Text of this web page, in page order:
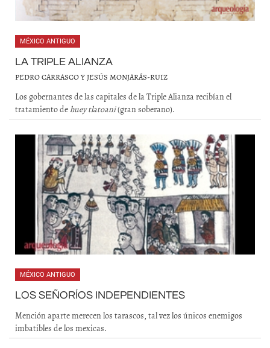
MÉXICO ANTIGUO
LA TRIPLE ALIANZA
PEDRO CARRASCO Y JESÚS MONJARÁS-RUIZ
Los gobernantes de las capitales de la Triple Alianza recibían el
tratamiento dehuey tlatoani(gran soberano).
MÉXICO ANTIGUO
LOS SEÑORÍOS INDEPENDIENTES
Mención aparte merecen los tarascos, tal vez los únicos enemigos
imbatibles de los mexicas.